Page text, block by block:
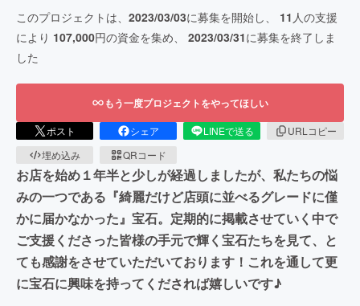
このプロジェクトは、 2023/03/03に募集を開始し、 11 人の支援
により 107,000円の資金を集め、 2023/03/31に募集を終了しま
した
もう一度プロジェクトをやってほしい
ポスト シェア LINEで送る
URLコピー
埋め込み
QRコード
お店を始め１年半と少しが経過しましたが、私たちの悩
みの一つである『綺麗だけど店頭に並べるグレードに僅
かに届かなかった』宝石。定期的に掲載させていく中で
ご支援くださった皆様の手元で輝く宝石たちを見て、と
ても感謝をさせていただいております！これを通して更
に宝石に興味を持ってくだされば嬉しいです♪